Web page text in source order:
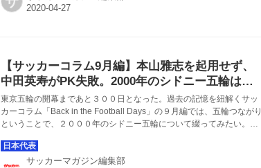
【サッカーコラム9月編】本山雅志を起用せず、
中田英寿がPK失敗。2000年のシドニー五輪はト
ルシエの「２年後への予言」だったのか？
東京五輪の開幕まであと３００日となった。過去の記憶を紐解くサッ
カーコラム「Back in the Football Days」の９月編では、五輪つながり
ということで、２０００年のシドニー五輪について綴ってみたい。中
後に関して「神の領域ではなく人間の領域」で敗れたと当時、記事に
した。それは、２年後の日韓ワールドカップに通じる「予言」だった
サッカーマガジン編集部